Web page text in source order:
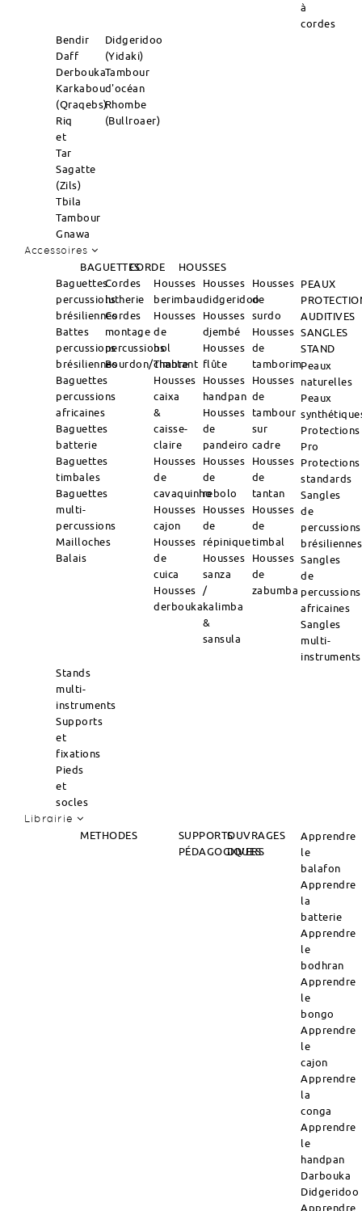
à
cordes
Bendir
Daff
Derbouka
Karkabou
(Qraqebs)
Riq
et
Tar
Sagatte
(Zils)
Tbila
Tambour
Gnawa
Didgeridoo
(Yidaki)
Tambour
d'océan
Rhombe
(Bullroaer)
Accessoires
BAGUETTESCORDE
HOUSSES
Baguettes
percussions
brésiliennes
Battes
percussions
brésiliennes
Baguettes
percussions
africaines
Baguettes
batterie
Baguettes
timbales
Baguettes
multi-
percussions
Mailloches
Balais
Cordes
lutherie
Cordes
montage
percussions
Bourdon/Timbre
Housses
berimbau
Housses
de
bol
chantant
Housses
caixa
&
caisse-
claire
Housses
de
cavaquinho
Housses
cajon
Housses
de
cuica
Housses
derbouka
Housses
didgeridoo
Housses
djembé
Housses
flûte
Housses
handpan
Housses
de
pandeiro
Housses
de
rebolo
Housses
de
répinique
Housses
sanza
/
kalimba
&
sansula
Housses
de
surdo
Housses
de
tamborim
Housses
de
tambour
sur
cadre
Housses
de
tantan
Housses
de
timbal
Housses
de
zabumba
PEAUX
AUDITIVES
SANGLES
STAND
Peaux
naturelles
Peaux
Protections
Pro
Protections
standards
Sangles
de
percussions
brésiliennes
Sangles
de
percussions
africaines
Sangles
multi-
instruments
Stands
multi-
instruments
Supports
et
fixations
Pieds
et
socles
Librairie
METHODES
SUPPORTS
PÉDAGOGIQUES
OUVRAGES
DIVERS
Apprendre
le
balafon
Apprendre
la
batterie
Apprendre
le
bodhran
Apprendre
le
bongo
Apprendre
le
cajon
Apprendre
la
conga
Apprendre
le
handpan
Darbouka
Didgeridoo
Apprendre